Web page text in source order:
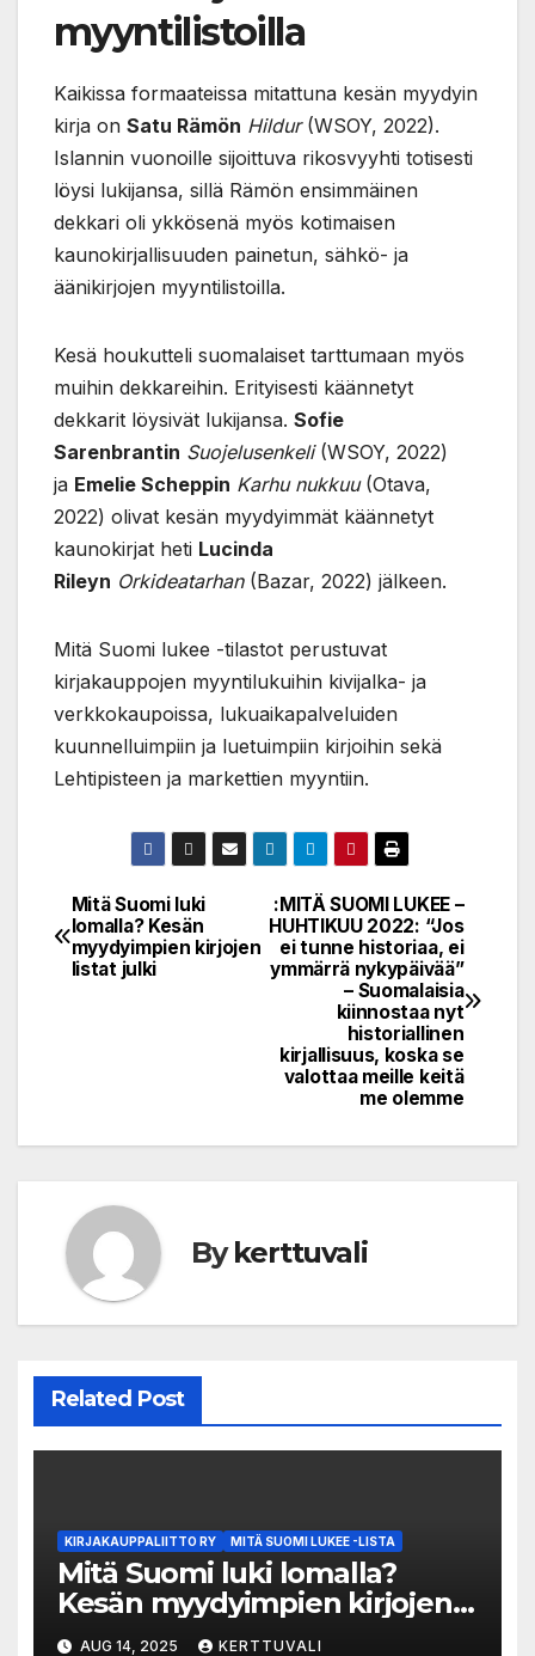
myyntilistoilla
Kaikissa formaateissa mitattuna kesän myydyin
kirja on Satu Rämön Hildur(WSOY, 2022).
Islannin vuonoille sijoittuva rikosvyyhti totisesti
löysi lukijansa, sillä Rämön ensimmäinen
dekkari oli ykkösenä myös kotimaisen
kaunokirjallisuuden painetun, sähkö- ja
äänikirjojen myyntilistoilla.
Kesä houkutteli suomalaiset tarttumaan myös
muihin dekkareihin. Erityisesti käännetyt
dekkarit löysivät lukijansa. Sofie
Sarenbrantin Suojelusenkeli(WSOY, 2022)
ja Emelie Scheppin Karhu nukkuu(Otava,
2022) olivat kesän myydyimmät käännetyt
kaunokirjat heti Lucinda
Rileyn Orkideatarhan (Bazar, 2022) jälkeen.
Mitä Suomi lukee -tilastot perustuvat
kirjakauppojen myyntilukuihin kivijalka- ja
verkkokaupoissa, lukuaikapalveluiden
kuunnelluimpiin ja luetuimpiin kirjoihin sekä
Lehtipisteen ja markettien myyntiin.
Post
navigation
:MITÄ SUOMI LUKEE –
HUHTIKUU 2022: “Jos
ei tunne historiaa, ei
ymmärrä nykypäivää”
– Suomalaisia
kiinnostaa nyt
historiallinen
kirjallisuus, koska se
valottaa meille keitä
me olemme
Mitä Suomi luki
lomalla? Kesän
myydyimpien kirjojen
listat julki
Bykerttuvali
Related Post
KIRJAKAUPPALIITTO RY MITÄ SUOMI LUKEE -LISTA
Mitä Suomi luki lomalla?
Kesän myydyimpien kirjojen
listat julki
AUG 14, 2025 KERTTUVALI